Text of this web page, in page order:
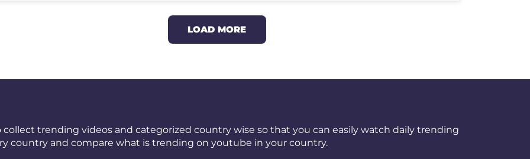
LOAD MORE
collect trending videos and categorized country wise so that you can easily watch daily trending
country and compare what is trending on youtube in your country.